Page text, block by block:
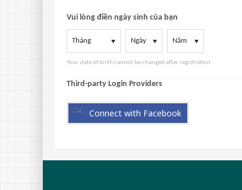
Vui lòng điền ngày sinh của bạn
Tháng Ngày Năm
Your date of birth cannot be changed after registration.
Third-party Login Providers
Connect with Facebook